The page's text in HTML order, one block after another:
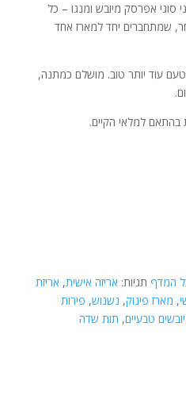
אפרסק מיובש ומנגו – כל
שמתחברים יחד למארז אחד
עוד יותר טוב. מושלם כמתנה,
בהתאם למלאי הקיים.
המדף תגיות: אריזה אישית, אריזת
, מארז פינוק, נשנוש, פירות
טבעיים, תות שדה